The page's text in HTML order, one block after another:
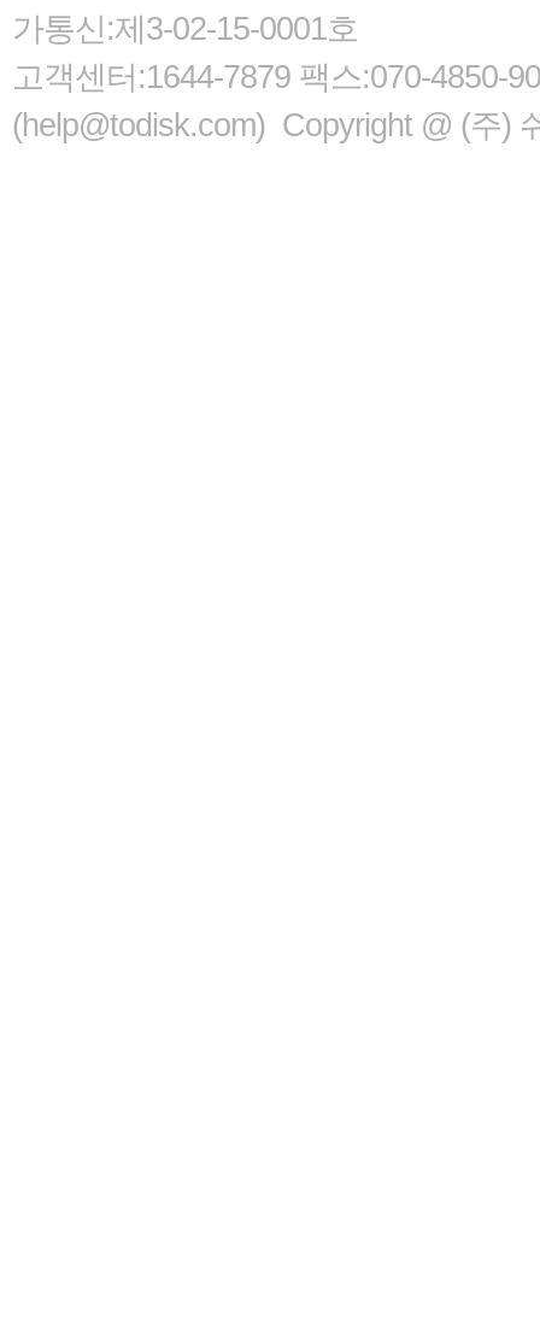
가통신:제3-02-15-0001호
고객센터:1644-7879 팩스:070-4850-
(help@todisk.com) Copyright @ (주)